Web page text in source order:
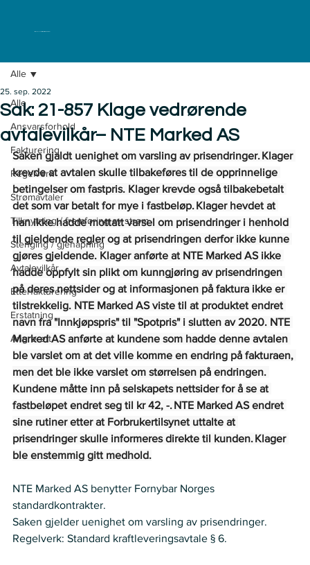
ELKLAGENEMNDA
Alle
Ansvarsforhold
Fakturering
Regelverk
Strømavtaler
Tilknytning / fremføring av strøm
Stenging / gjenåpning
Avtalevilkår
Etterfakturering
Erstatning
Angrerett
Alle
Sak: 21-857 Klage vedrørende
avtalevilkår– NTE Marked AS
25. sep. 2022
Saken gjaldt uenighet om varsling av prisendringer. Klager
krevde at avtalen skulle tilbakeføres til de opprinnelige
betingelser om fastpris. Klager krevde også tilbakebetalt
det som var betalt for mye i fastbeløp. Klager hevdet at
han ikke hadde mottatt varsel om prisendringer i henhold
til gjeldende regler og at prisendringen derfor ikke kunne
gjøres gjeldende. Klager anførte at NTE Marked AS ikke
hadde oppfylt sin plikt om kunngjøring av prisendringen
på deres nettsider og at informasjonen på faktura ikke er
tilstrekkelig.  NTE Marked AS viste til at produktet endret
navn fra "Innkjøpspris" til "Spotpris" i slutten av 2020. NTE
Marked AS anførte at kundene som hadde denne avtalen
ble varslet om at det ville komme en endring på fakturaen,
men det ble ikke varslet om størrelsen på endringen.
Kundene måtte inn på selskapets nettsider for å se at
fastbeløpet endret seg til kr 42, -. NTE Marked AS endret
sine rutiner etter at Forbrukertilsynet uttalte at
prisendringer skulle informeres direkte til kunden. Klager
ble enstemmig gitt medhold.
NTE Marked AS benytter Fornybar Norges
standardkontrakter.
Saken gjelder uenighet om varsling av prisendringer.
Regelverk: Standard kraftleveringsavtale § 6.